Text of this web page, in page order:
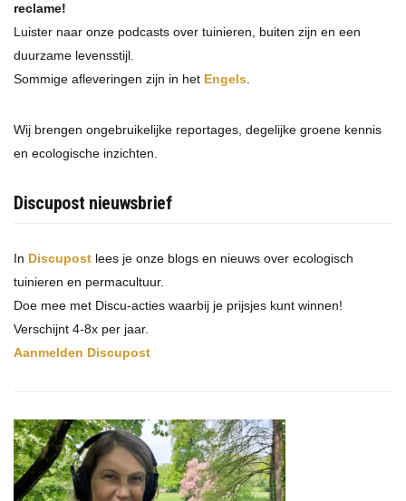
reclame!
Luister naar onze podcasts over tuinieren, buiten zijn en een
duurzame levensstijl.
Sommige afleveringen zijn in het Engels
Wij brengen ongebruikelijke reportages, degelijke groene kennis
en ecologische inzichten.
Discupost nieuwsbrief
In Discupost lees je onze blogs en nieuws over ecologisch
tuinieren en permacultuur.
Doe mee met Discu-acties waarbij je prijsjes kunt winnen!
Verschijnt 4-8x per jaar.
Aanmelden Discupost